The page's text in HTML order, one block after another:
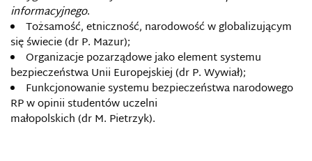
informacyjnego.
Tożsamość, etniczność, narodowość w globalizującym
się świecie (dr P. Mazur);
Organizacje pozarządowe jako element systemu
bezpieczeństwa Unii Europejskiej (dr P. Wywiał);
Funkcjonowanie systemu bezpieczeństwa narodowego
RP w opinii studentów uczelni
małopolskich (dr M. Pietrzyk).